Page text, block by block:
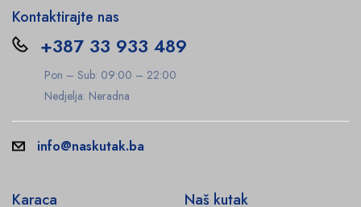
Kontaktirajte nas
+387 33 933 489
Pon – Sub: 09:00 – 22:00
Nedjelja: Neradna
info@naskutak.ba
Karaca Naš kutak